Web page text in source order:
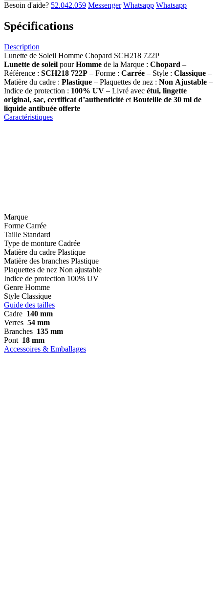
Besoin d'aide? 52.042.059 Messenger Whatsapp Whatsapp
Spécifications
Description
Lunette de Soleil Homme Chopard SCH218 722P
Lunette de soleil pourHomme de la Marque : Chopard –
Référence : SCH218 722P – Forme : Carrée – Style : Classique –
Matière du cadre : Plastique – Plaquettes de nez : Non Ajustable –
Indice de protection : 100% UV – Livré avec étui, lingette
original, sac, certificat d’authenticité et Bouteille de 30 ml de
liquide antibuée offerte
Caractéristiques
Marque
Forme Carrée
Taille Standard
Type de monture Cadrée
Matière du cadre Plastique
Matière des branches Plastique
Plaquettes de nez Non ajustable
Indice de protection 100% UV
Genre Homme
Style Classique
Guide des tailles
Cadre 140 mm
Verres 54 mm
Branches 135 mm
Pont 18 mm
Accessoires & Emballages